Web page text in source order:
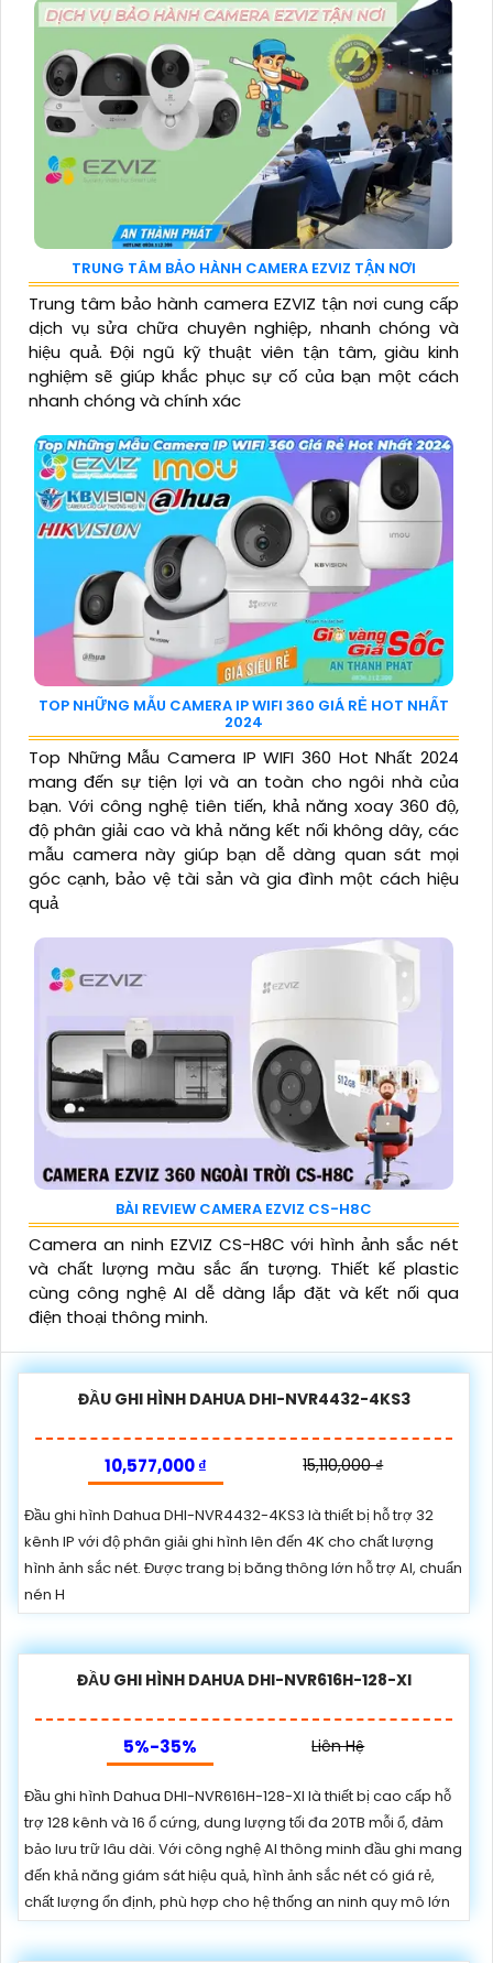
TRUNG TÂM BẢO HÀNH CAMERA EZVIZ TẬN NƠI
Trung tâm bảo hành camera EZVIZ tận nơi cung cấp
dịch vụ sửa chữa chuyên nghiệp, nhanh chóng và
hiệu quả. Đội ngũ kỹ thuật viên tận tâm, giàu kinh
nghiệm sẽ giúp khắc phục sự cố của bạn một cách
nhanh chóng và chính xác
TOP NHỮNG MẪU CAMERA IP WIFI 360 GIÁ RẺ HOT NHẤT
2024
Top Những Mẫu Camera IP WIFI 360 Hot Nhất 2024
mang đến sự tiện lợi và an toàn cho ngôi nhà của
bạn. Với công nghệ tiên tiến, khả năng xoay 360 độ,
độ phân giải cao và khả năng kết nối không dây, các
mẫu camera này giúp bạn dễ dàng quan sát mọi
góc cạnh, bảo vệ tài sản và gia đình một cách hiệu
quả
BÀI REVIEW CAMERA EZVIZ CS-H8C
Camera an ninh EZVIZ CS-H8C với hình ảnh sắc nét
và chất lượng màu sắc ấn tượng. Thiết kế plastic
cùng công nghệ AI dễ dàng lắp đặt và kết nối qua
điện thoại thông minh.
ĐẦU GHI HÌNH DAHUA DHI-NVR4432-4KS3
10,577,000 ₫ 15,110,000 ₫
Đầu ghi hình Dahua DHI-NVR4432-4KS3 là thiết bị hỗ trợ 32
kênh IP với độ phân giải ghi hình lên đến 4K cho chất lượng
hình ảnh sắc nét. Được trang bị băng thông lớn hỗ trợ AI, chuẩn
nén H
ĐẦU GHI HÌNH DAHUA DHI-NVR616H-128-XI
5%-35% Liên Hệ
Đầu ghi hình Dahua DHI-NVR616H-128-XI là thiết bị cao cấp hỗ
trợ 128 kênh và 16 ổ cứng, dung lượng tối đa 20TB mỗi ổ, đảm
bảo lưu trữ lâu dài. Với công nghệ AI thông minh đầu ghi mang
đến khả năng giám sát hiệu quả, hình ảnh sắc nét có giá rẻ,
chất lượng ổn định, phù hợp cho hệ thống an ninh quy mô lớn